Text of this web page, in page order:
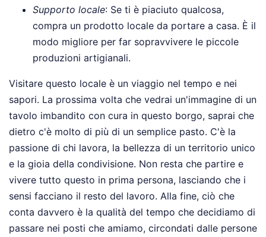
Supporto locale: Se ti è piaciuto qualcosa,
compra un prodotto locale da portare a casa. È il
modo migliore per far sopravvivere le piccole
produzioni artigianali.
Visitare questo locale è un viaggio nel tempo e nei
sapori. La prossima volta che vedrai un'immagine di un
tavolo imbandito con cura in questo borgo, saprai che
dietro c'è molto di più di un semplice pasto. C'è la
passione di chi lavora, la bellezza di un territorio unico
e la gioia della condivisione. Non resta che partire e
vivere tutto questo in prima persona, lasciando che i
sensi facciano il resto del lavoro. Alla fine, ciò che
conta davvero è la qualità del tempo che decidiamo di
passare nei posti che amiamo, circondati dalle persone